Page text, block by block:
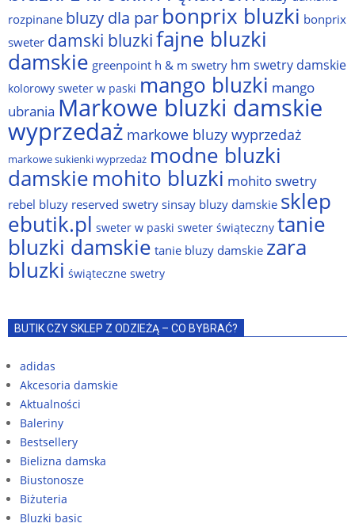
rozpinane bluzy dla par bonprix bluzki bonprix
sweter damski bluzkifajne bluzki
damskie greenpoint h & m swetry hm swetry damskie
kolorowy sweter w paski mango bluzki mango
ubrania Markowe bluzki damskie
wyprzedaż markowe bluzy wyprzedaż
markowe sukienki wyprzedaż modne bluzki
damskiemohito bluzki mohito swetry
rebel bluzy reserved swetrysinsay bluzy damskie sklep
ebutik.pl sweter w paski sweter świąteczny tanie
bluzki damskie tanie bluzy damskie zara
bluzki świąteczne swetry
BUTIK CZY SKLEP Z ODZIEŻĄ – CO BYBRAĆ?
adidas
Akcesoria damskie
Aktualności
Baleriny
Bestsellery
Bielizna damska
Biustonosze
Biżuteria
Bluzki basic